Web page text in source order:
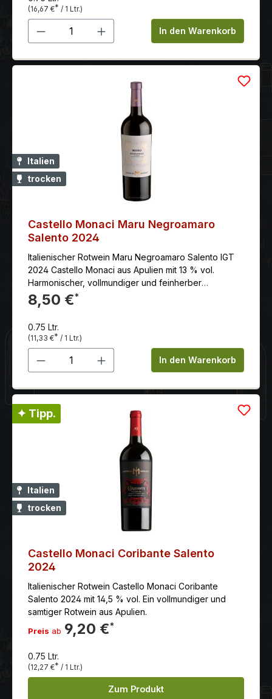
(16,67 €* / 1 Ltr.)
Produkt Anzahl: Gib denIn den Warenkorb
Italien
trocken
Castello Monaci Maru Negroamaro
Salento 2024
Italienischer Rotwein Maru Negroamaro Salento IGT
2024 Castello Monaci aus Apulien mit 13 % vol.
Harmonischer, vollmundiger und feinherber
Negroamaro mit angenehmer, runder Geschmack und
ausgezeichneter Struktur.
8,50 €*
0.75 Ltr.
(11,33 €* / 1 Ltr.)
Produkt Anzahl: Gib denIn den Warenkorb
✦ Tipp.
Italien
trocken
Castello Monaci Coribante Salento
2024
Italienischer Rotwein Castello Monaci Coribante
Salento 2024 mit 14,5 % vol. Ein vollmundiger und
samtiger Rotwein aus Apulien.
Preis ab 9,20 €*
0.75 Ltr.
(12,27 €* / 1 Ltr.)
Zum Produkt